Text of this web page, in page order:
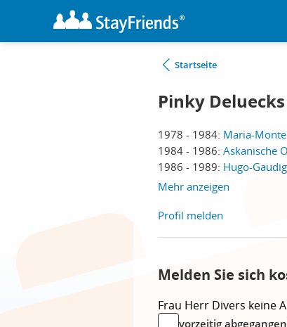
Startseite
Pinky
1978 - 1984: Maria-
1984 - 1986: Askanische
1986 - 1989: Hugo-
Mehr anzeigen
Profil melden
Melden Sie sich
Frau Herr Divers keine
vorzeitig